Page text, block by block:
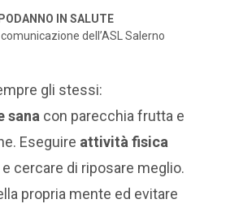
IN SALUTE
dell’ASL Salerno
gli stessi:
sana con parecchia frutta e
Eseguire attività fisica
cercare di riposare meglio.
propria mente ed evitare